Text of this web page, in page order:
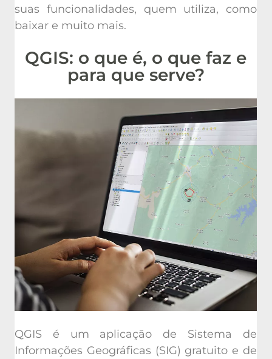
suas funcionalidades, quem utiliza, como
baixar e muito mais.
QGIS: o que é, o que faz e
para que serve?
QGIS é um aplicação de Sistema de
Informações Geográficas (SIG) gratuito e de